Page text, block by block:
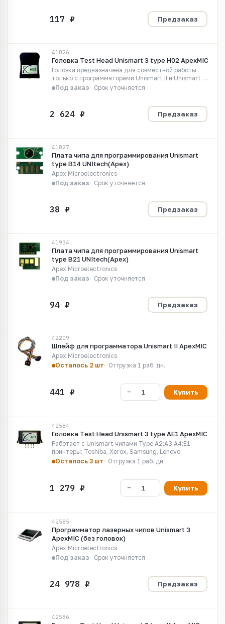
Предзаказ
41826
Головка Test Head Unismart 3 type H02 ApexMIC
Головка предназначена для совместной работы
только с программаторами Unismart II и Unismart 3,
и прошивает Unismart чипы Type B12, B34 Работает
Под заказ Срок уточняется
Предзаказ
41827
Плата чипа для программирования Unismart
type B14 UNItech(Apex)
Apex Microelectronics
Под заказ
Срок уточняется
Предзаказ
41934
Плата чипа для программирования Unismart
type B21 UNItech(Apex)
Apex Microelectronics
Под заказ
Срок уточняется
Предзаказ
42209
Шлейф для программатора Unismart II ApexMIC
Apex Microelectronics
Осталось 2 шт
Отгрузка 1 раб. дн.
Купить
42584
Головка Test Head Unismart 3 type AE1 ApexMIC
Работает c Unismart чипами Type A2;A3:A4;E1
принтеры: Toshiba, Xerox, Samsung, Lenovo
Осталось 3 шт
Отгрузка 1 раб. дн.
Купить
42585
Программатор лазерных чипов Unismart 3
ApexMIC (без головок)
Apex Microelectronics
Под заказ
Срок уточняется
Предзаказ
42586